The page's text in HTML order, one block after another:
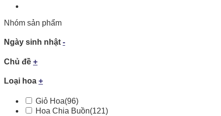
Nhóm sản phẩm
Ngày sinh nhật -
Chủ đề +
Loại hoa +
Giỏ Hoa(96)
Hoa Chia Buồn(121)